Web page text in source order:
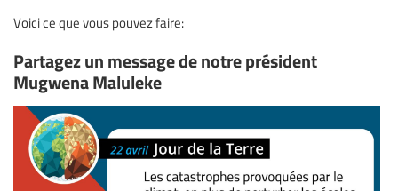
Voici ce que vous pouvez faire:
Partagez un message de notre président
Mugwena Maluleke